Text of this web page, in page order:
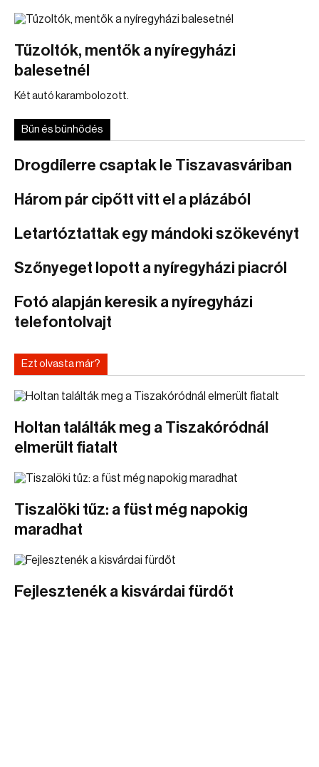
Tűzoltók, mentők a nyíregyházi
balesetnél
Két autó karambolozott.
Bűn és bűnhődés
Drogdílerre csaptak le Tiszavasváriban
Három pár cipőtt vitt el a plázából
Letartóztattak egy mándoki szökevényt
Szőnyeget lopott a nyíregyházi piacról
Fotó alapján keresik a nyíregyházi
telefontolvajt
Ezt olvasta már?
Holtan találták meg a Tiszakóródnál
elmerült fiatalt
Tiszalöki tűz: a füst még napokig
maradhat
Fejlesztenék a kisvárdai fürdőt